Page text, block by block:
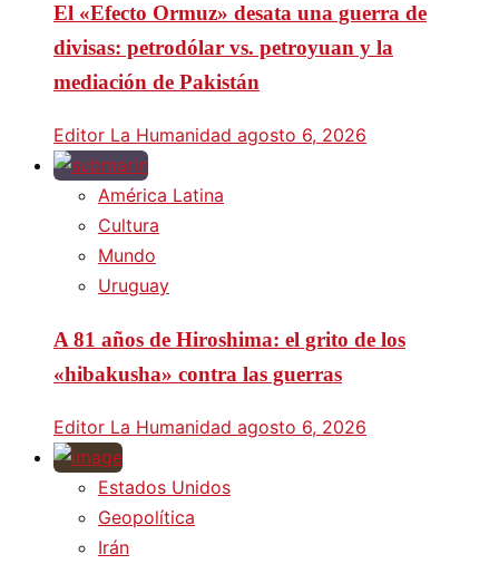
El «Efecto Ormuz» desata una guerra de
divisas: petrodólar vs. petroyuan y la
mediación de Pakistán
Editor La Humanidad agosto 6, 2026
América Latina
Cultura
Mundo
Uruguay
A 81 años de Hiroshima: el grito de los
«hibakusha» contra las guerras
Editor La Humanidad agosto 6, 2026
Estados Unidos
Geopolítica
Irán